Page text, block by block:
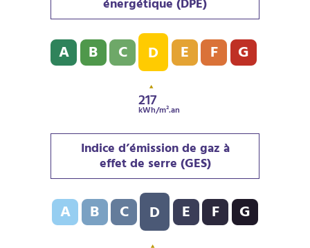
énergétique (DPE)
Diagnostic de performance énergétique (DPE) : D -
A B C D
217
kWh/m².an
E F G
Indice d’émission de gaz à
effet de serre (GES)
Indice d’émission de gaz à effet de serre (GES) : D - 36
A B C D E F G